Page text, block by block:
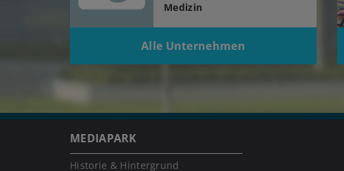
Medizin
Alle Unternehmen
MEDIAPARK
Historie & Hintergrund